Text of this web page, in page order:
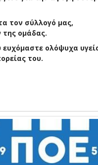
τον σύλλογό μας,
της ομάδας.
ολόψυχα
του.